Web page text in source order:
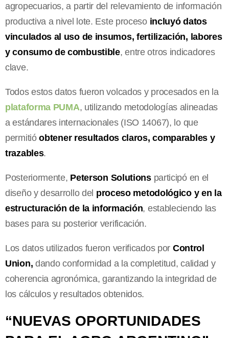
agropecuarios, a partir del relevamiento de información
productiva a nivel lote. Este proceso incluyó datos
vinculados al uso de insumos, fertilización, labores
y consumo de combustible, entre otros indicadores
clave.
Todos estos datos fueron volcados y procesados en la
plataforma PUMA, utilizando metodologías alineadas
a estándares internacionales (ISO 14067), lo que
permitióobtener resultados claros, comparables y
trazables.
Posteriormente, Peterson Solutionsparticipó en el
diseño y desarrollo del proceso metodológico y en la
estructuración de la información, estableciendo las
bases para su posterior verificación.
Los datos utilizados fueron verificados por Control
Union, dando conformidad a la completitud, calidad y
coherencia agronómica, garantizando la integridad de
los cálculos y resultados obtenidos.
“NUEVAS OPORTUNIDADES